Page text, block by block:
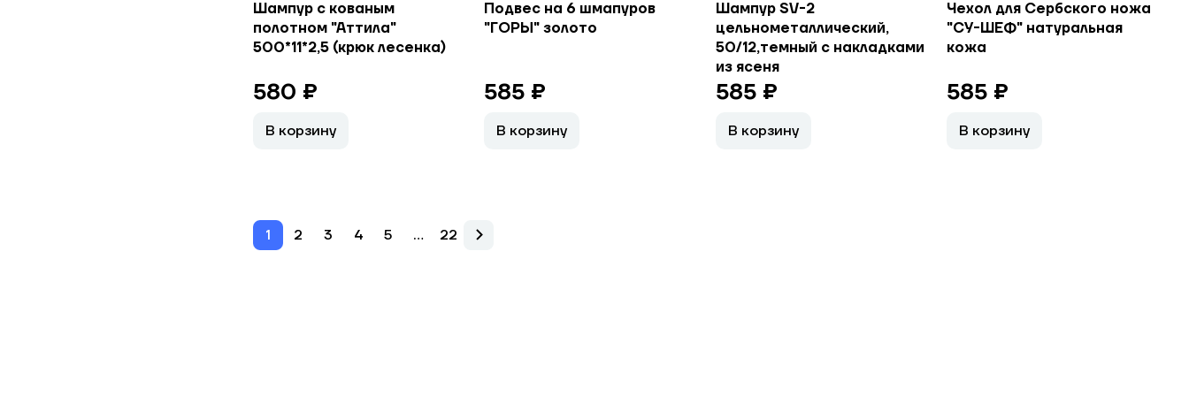
Шампур с кованым
полотном "Аттила"
500*11*2,5 (крюк лесенка)
580 ₽
В корзину
Подвес на 6 шмапуров
"ГОРЫ" золото
585 ₽
В корзину
Шампур SV-2
цельнометаллический,
50/12,темный с накладками
из ясеня
585 ₽
В корзину
Чехол для Сербского ножа
"СУ-ШЕФ" натуральная
кожа
585 ₽
В корзину
1 2 3 4 5 ... 22